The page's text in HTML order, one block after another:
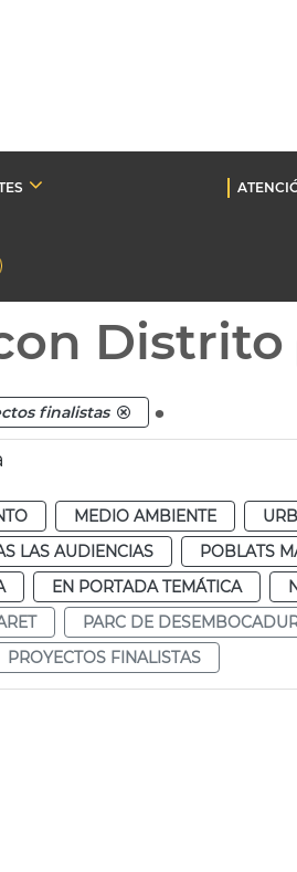
Distrito
finalistas .
MEDIO AMBIENTE
LAS AUDIENCIAS POBLATS
EN PORTADA TEMÁTICA
PARC DE
PROYECTOS FINALISTAS